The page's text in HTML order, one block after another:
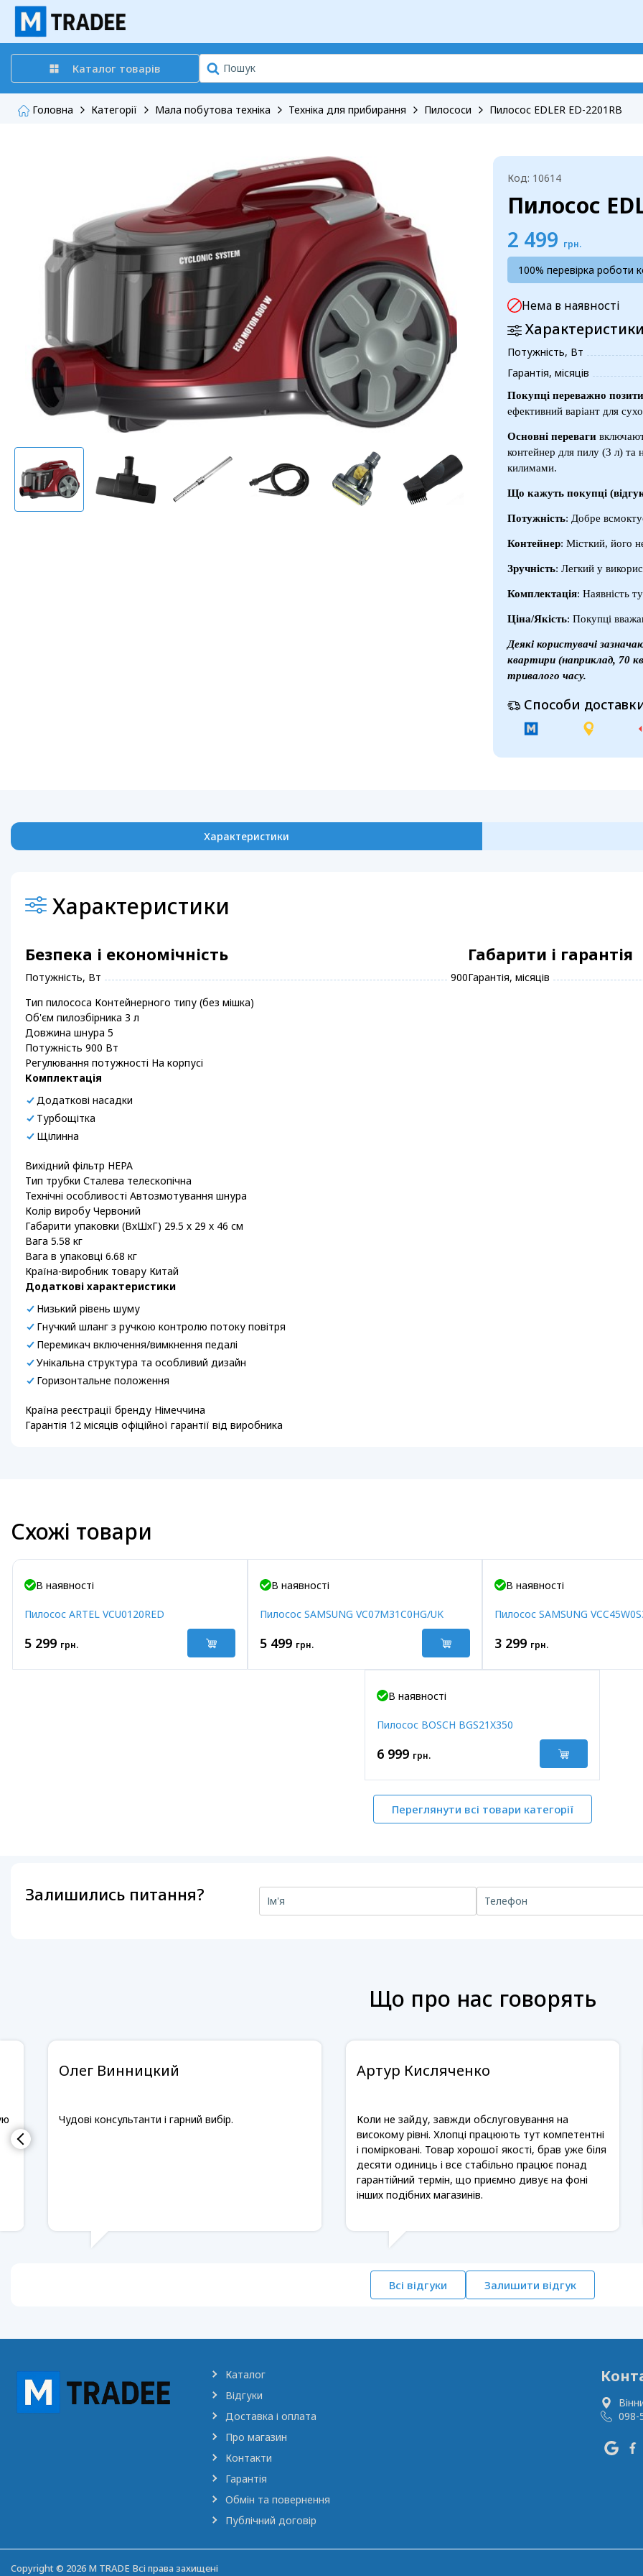
Каталог товарів
Головна Категорії Мала побутова техніка Техніка для прибирання Пилососи Пилосос EDLER ED-2201RB
Код: 10614
Пилосос
2 499 грн.
100% перевірка роботи
Нема в наявності
Потужність, Вт
Гарантія, місяців
Покупці переважно
ефективний варіант для
Основні переваги
контейнер для пилу (3 л) та
килимами.
Що кажуть покупці
Потужність: Добре
Контейнер: Місткий, його
Зручність: Легкий у
Комплектація: Наявність
Ціна/Якість: Покупці
Деякі користувачі
квартири (наприклад, 70
тривалого часу.
Способи
Характеристики
Характеристики
Безпека і економічність
Потужність, Вт 900
Габарити і гарантія
Гарантія, місяців
Тип пилососа Контейнерного типу (без мішка)
Об'єм пилозбірника 3 л
Довжина шнура 5
Потужність 900 Вт
Регулювання потужності На корпусі
Комплектація
Додаткові насадки
Турбощітка
Щілинна
Вихідний фільтр HEPA
Тип трубки Сталева телескопічна
Технічні особливості Автозмотування шнура
Колір виробу Червоний
Габарити упаковки (ВхШхГ) 29.5 х 29 х 46 см
Вага 5.58 кг
Вага в упаковці 6.68 кг
Країна-виробник товару Китай
Додаткові характеристики
Низький рівень шуму
Гнучкий шланг з ручкою контролю потоку повітря
Перемикач включення/вимкнення педалі
Унікальна структура та особливий дизайн
Горизонтальне положення
Країна реєстрації бренду Німеччина
Гарантія 12 місяців офіційної гарантії від виробника
Схожі товари
В наявності
Пилосос ARTEL VCU0120RED
5 299 грн.
В наявності
Пилосос SAMSUNG VC07M31C0HG/UK
5 499 грн.
В наявності
Пилосос SAMSUNG
3 299 грн.
В наявності
Пилосос BOSCH BGS21X350
6 999 грн.
Переглянути всі товари категорії
Залишились питання?
Що про нас говорять
Олег Винницкий
Чудові консультанти і гарний вибір.
Артур Кисляченко
Коли не зайду, завжди обслуговування на
високому рівні. Хлопці працюють тут компетентні
і помірковані. Товар хорошої якості, брав уже біля
десяти одиниць і все стабільно працює понад
гарантійний термін, що приємно дивує на фоні
інших подібних магазинів.
Всі відгуки Залишити відгук
Каталог
Відгуки
Доставка і оплата
Про магазин
Контакти
Гарантія
Обмін та повернення
Публічний договір
098-
Copyright © 2026 M TRADE Всі права захищені